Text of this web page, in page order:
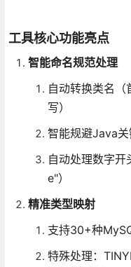
工具核心功能亮点
智能命名规范处理
自动转换类名
写）
智能规避Java关
自动处理数字
e"）
精准类型映射
支持30+种
特殊处理：